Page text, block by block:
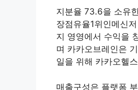
지분율 73.6을 소유
장점유율1위인메신
지 영영에서 수익을
며 카카오브레인은
일을 위해 카카오헬
매출구성은 플랫폼